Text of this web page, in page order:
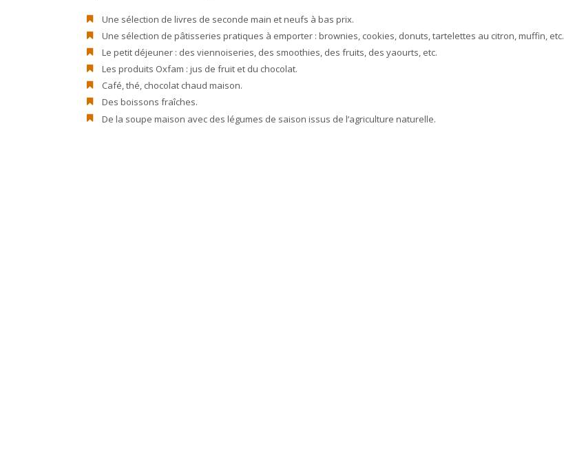
Une sélection de livres de seconde main et neufs à bas prix.
Une sélection de pâtisseries pratiques à emporter : brownies, cookies, donuts, tartelettes au citron, muffin, etc.
Le petit déjeuner : des viennoiseries, des smoothies, des fruits, des yaourts, etc.
Les produits Oxfam : jus de fruit et du chocolat.
Café, thé, chocolat chaud maison.
Des boissons fraîches.
De la soupe maison avec des légumes de saison issus de l’agriculture naturelle.